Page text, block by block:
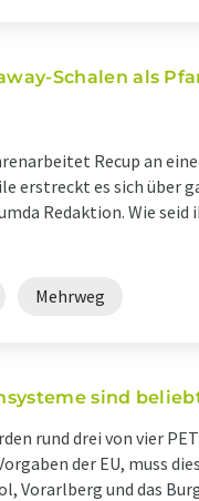
Schalen als
Recup an
erstreckt es sich über
Redaktion. Wie
Mehrweg
sind
rund drei von vier
der EU, muss
Vorarlberg und das